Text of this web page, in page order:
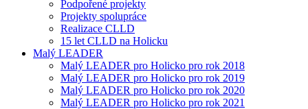
Podpořené projekty
Projekty spolupráce
Realizace CLLD
15 let CLLD na Holicku
Malý LEADER
Malý LEADER pro Holicko pro rok 2018
Malý LEADER pro Holicko pro rok 2019
Malý LEADER pro Holicko pro rok 2020
Malý LEADER pro Holicko pro rok 2021